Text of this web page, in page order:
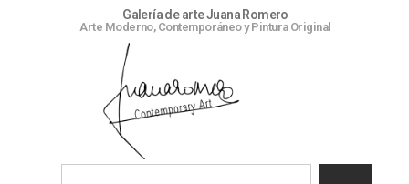
Galería de arte Juana Romero
Arte Moderno, Contemporáneo y Pintura Original